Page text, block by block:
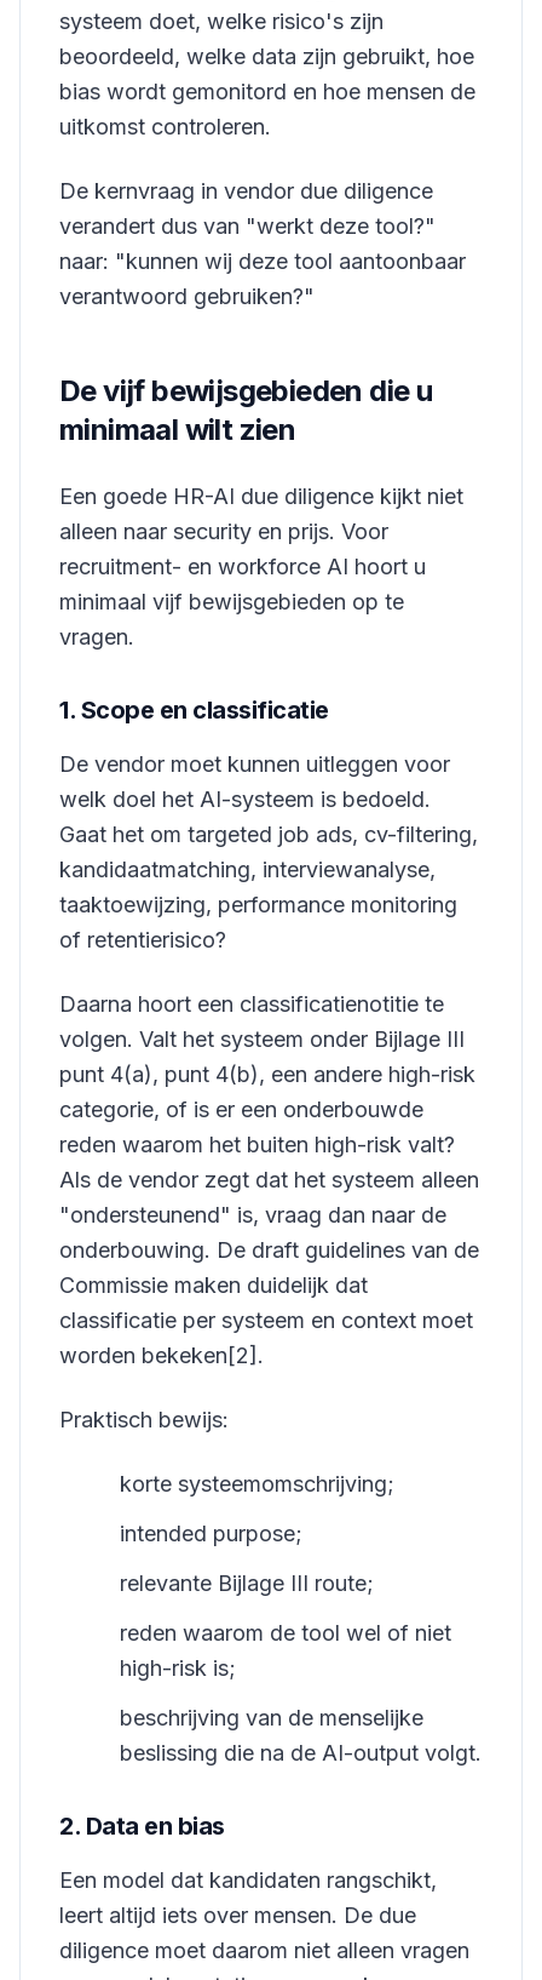
systeem doet, welke risico's zijn
beoordeeld, welke data zijn gebruikt, hoe
bias wordt gemonitord en hoe mensen de
uitkomst controleren.
De kernvraag in vendor due diligence
verandert dus van "werkt deze tool?"
naar: "kunnen wij deze tool aantoonbaar
verantwoord gebruiken?"
De vijf bewijsgebieden die u
minimaal wilt zien
Een goede HR-AI due diligence kijkt niet
alleen naar security en prijs. Voor
recruitment- en workforce AI hoort u
minimaal vijf bewijsgebieden op te
vragen.
1. Scope en classificatie
De vendor moet kunnen uitleggen voor
welk doel het AI-systeem is bedoeld.
Gaat het om targeted job ads, cv-filtering,
kandidaatmatching, interviewanalyse,
taaktoewijzing, performance monitoring
of retentierisico?
Daarna hoort een classificatienotitie te
volgen. Valt het systeem onder Bijlage III
punt 4(a), punt 4(b), een andere high-risk
categorie, of is er een onderbouwde
reden waarom het buiten high-risk valt?
Als de vendor zegt dat het systeem alleen
"ondersteunend" is, vraag dan naar de
onderbouwing. De draft guidelines van de
Commissie maken duidelijk dat
classificatie per systeem en context moet
worden bekeken[2].
Praktisch bewijs:
korte systeemomschrijving;
intended purpose;
relevante Bijlage III route;
reden waarom de tool wel of niet
high-risk is;
beschrijving van de menselijke
beslissing die na de AI-output volgt.
2. Data en bias
Een model dat kandidaten rangschikt,
leert altijd iets over mensen. De due
diligence moet daarom niet alleen vragen